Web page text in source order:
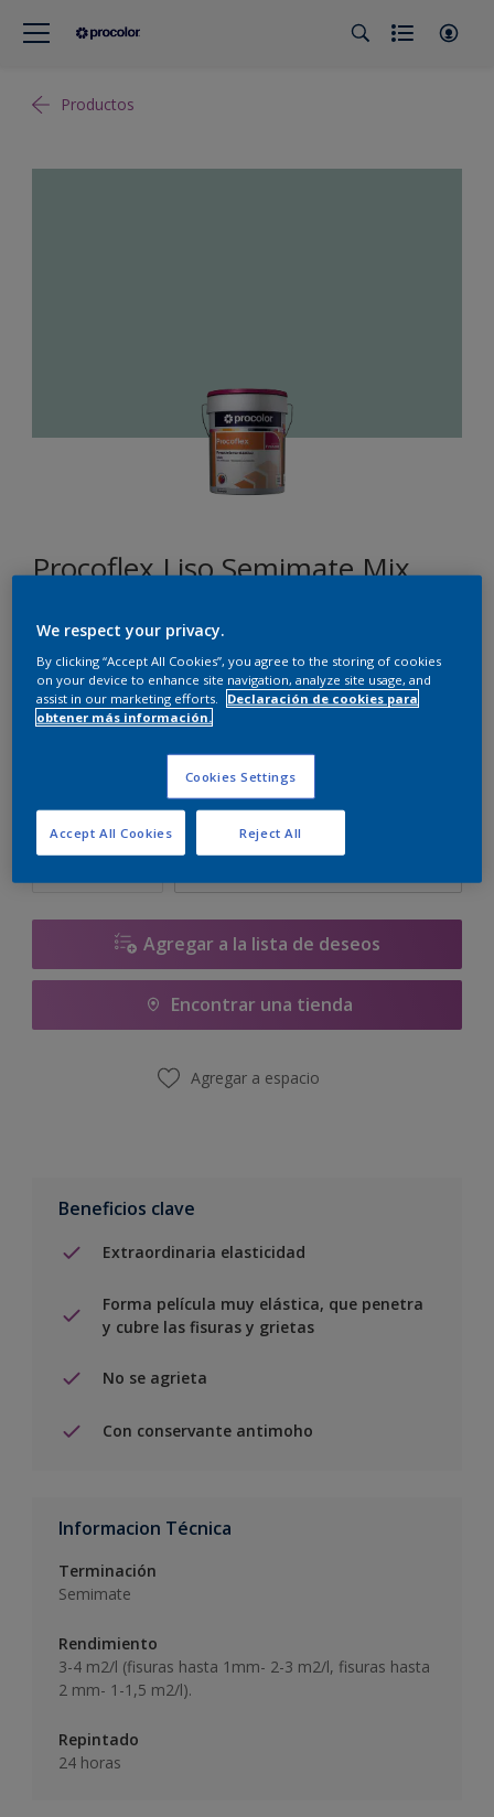
Productos
Procoflex Liso Semimate Mix
N6.08.70
Cambiar de color
Tamaño
Cantidad Calculadora de pintura
Agregar a la lista de deseos
Encontrar una tienda
Agregar a espacio
Beneficios clave
Extraordinaria elasticidad
Forma película muy elástica, que penetra
y cubre las fisuras y grietas
No se agrieta
Con conservante antimoho
Informacion Técnica
Terminación
Semimate
Rendimiento
3-4 m2/l (fisuras hasta 1mm- 2-3 m2/l, fisuras hasta
2 mm- 1-1,5 m2/l).
Repintado
24 horas
We respect your privacy.
By clicking “Accept All Cookies”, you agree to the storing of cookies
on your device to enhance site navigation, analyze site usage, and
assist in our marketing efforts.
Declaración de cookies para
obtener más información.
Cookies Settings
Reject All
Accept All Cookies